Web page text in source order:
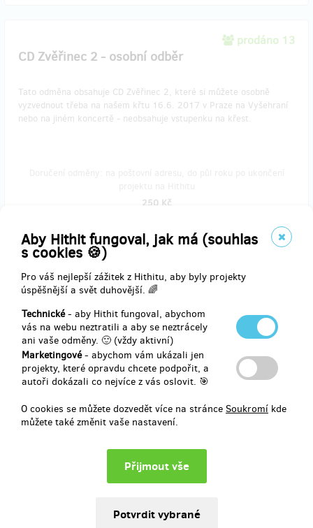
Aby Hithit fungoval, jak má (souhlas
s cookies 🍪)
Pro váš nejlepší zážitek z Hithitu, aby byly projekty
úspěšnější a svět duhovější. 🌈
Technické- aby Hithit fungoval, abychom
vás na webu neztratili a aby se neztrácely
ani vaše odměny. 🙂 (vždy aktivní)
Marketingové- abychom vám ukázali jen
projekty, které opravdu chcete podpořit, a
autoři dokázali co nejvíce z vás oslovit. 🎯
O cookies se můžete dozvedět více na stránce Soukromí kde
můžete také změnit vaše nastavení.
prodáno 13
CD Zvěřinec 2 - osobní odběr
Tato odměna obsahuje CD Zvěřinec 2, které si můžete osobně
vyzvednout třeba na našem křtu 16.6. 2017 v Praze na Vyšehraní
nebo na jiném koncertě - neobsahuje vstupenku na křest.
250 Kč
Rodinné vstupné na křest Zvěřince 2
Získáváte rodinné vstupné na náš křest 16. 6. 2017 v Praze na
Vyšehraní.
Vstupenka je pro 2 dospělé a jejich děti.
Doručení odměny: nespecifikováno
250 Kč